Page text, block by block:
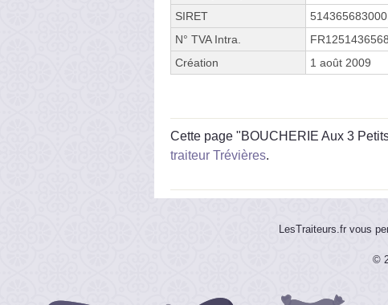
SIRET
N° TVA Intra.
Création
1 août 2009
Cette page "BOUCHERIE Aux 3
traiteur Trévières.
LesTraiteurs.fr vous
©